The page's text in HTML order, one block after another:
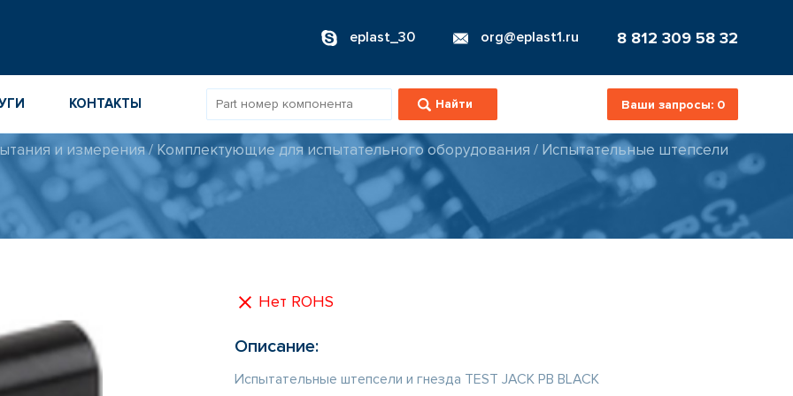
eplast_30 org@eplast1.ru 8 812 309 58 32
КОНТАКТЫ Ваши запросы: 0
и измерения/ Комплектующие для испытательного оборудования / Испытательные штепсели
Нет ROHS
Описание:
Испытательные штепсели и гнезда TEST JACK PB BLACK